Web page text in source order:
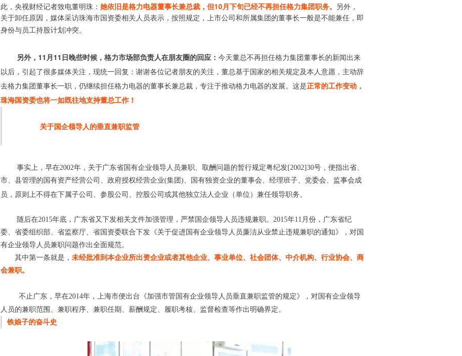
此，央视财经记者致电董明珠： 她依旧是格力电器董事长兼总裁，但10月下旬已经不再担任格力集团职务。 另外，
关于卸任原因，媒体采访珠海市国资委相关人员表示，按照规定，上市公司和所属集团的董事长一般是不能兼任，即
身份与员工持股计划冲突。
另外， 11月11日晚些时候，格力市场部负责人在朋友圈的回应： 今天董总不再担任格力集团董事长的新闻出来
以后，引起了很多媒体关注，现统一回复：谢谢各位记者朋友的关注，董总基于国家的相关规定及本人意愿，主动辞
去格力集团董事长一职，仍继续担任格力电器的董事长兼总裁，专注于推动格力电器的发展。这是正常的工作变动，
珠海国资委也将一如既往地支持董总工作！
关于国企领导人的垂直兼职监管
事实上，早在2002年，关于广东省国有企业领导人员兼职、取酬问题的暂行规定粤纪发[2002]30号，便指出省、
市、县管理的国有资产经营公司、政府授权经营企业(集团)、国有独资企业的董事会、经理班子、党委会、监事会成
员，原则上不得在下属子公司、参股公司、控股公司或其他独立法人企业（单位）兼任领导职务。
随后在2015年底，广东省又下发相关文件加强管理，严禁国企领导人员违规兼职。2015年11月份，广东省纪
委、省委组织部、省监察厅、省国资委联合下发《关于促进国有企业领导人员廉洁从业禁止违规兼职的通知》，对国
有企业领导人员兼职问题作出全面规范。
其中第一条就是， 未经批准到本企业所出资企业或者其他企业、事业单位、社会团体、中介机构、行业协会、商
会兼职。
不止广东，早在2014年，上海市便出台《加强市管国有企业领导人员垂直兼职监管的规定》，对国有企业领导
人员的兼职范围、兼职程序、兼职任期、薪酬规定、履职考核、监督检查等作出明确界定。
铁娘子的奋斗史